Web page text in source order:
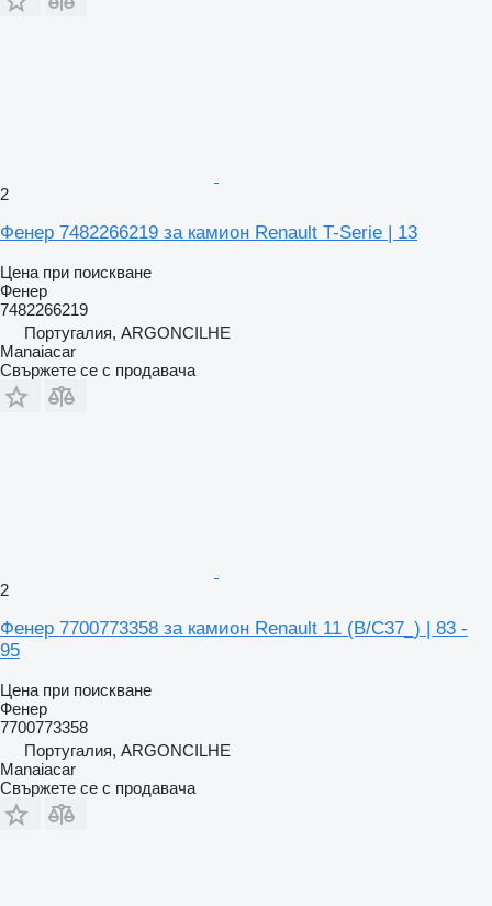
2
Фенер 7482266219 за камион Renault T-Serie | 13
Цена при поискване
Фенер
7482266219
Португалия, ARGONCILHE
Manaiacar
Свържете се с продавача
2
Фенер 7700773358 за камион Renault 11 (B/C37_) | 83 -
95
Цена при поискване
Фенер
7700773358
Португалия, ARGONCILHE
Manaiacar
Свържете се с продавача